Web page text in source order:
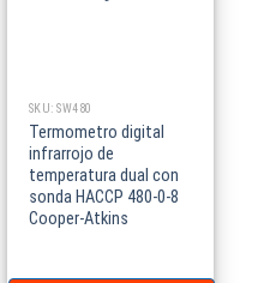
SKU: SW480
Termometro digital
infrarrojo de
temperatura dual con
sonda HACCP 480-0-8
Cooper-Atkins